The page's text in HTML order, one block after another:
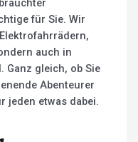
für Sie. Wir
auch in
Ganz gleich, ob Sie
Abenteurer
jeden etwas dabei.